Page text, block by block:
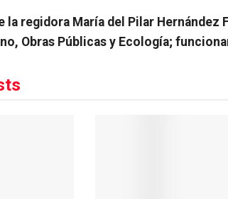
la regidora María del Pilar Hernández
Obras Públicas y Ecología;